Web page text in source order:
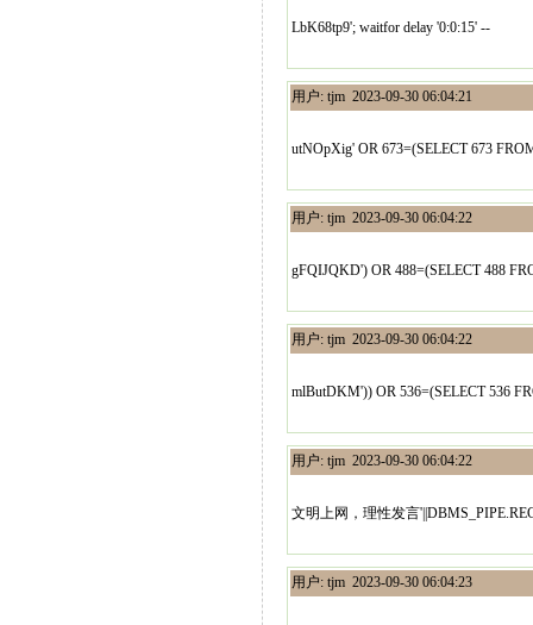
LbK68tp9'; waitfor delay '0:0:15' --
用户: tjm 2023-09-30 06:04:21
utNOpXig' OR 673=(SELECT 673
用户: tjm 2023-09-30 06:04:22
gFQIJQKD') OR 488=(SELECT 488
用户: tjm 2023-09-30 06:04:22
mlButDKM')) OR 536=(SELECT 536
用户: tjm 2023-09-30 06:04:22
文明上网，理性发言
用户: tjm 2023-09-30 06:04:23